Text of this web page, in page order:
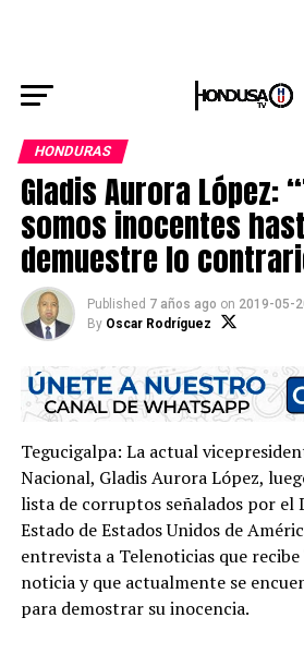
HONDURAS
Gladis Aurora López:
somos inocentes
demuestre lo
Published 7 años ago on 2019-05-
By Oscar Rodríguez
Tegucigalpa: La actual
Nacional, Gladis Aurora López,
lista de corruptos señalados por el
Estado de Estados Unidos de
entrevista a Telenoticias que recibe
noticia y que actualmente se
para demostrar su inocencia.